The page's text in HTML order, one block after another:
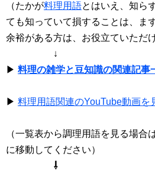
（たかが料理用語とはいえ、知ら
ても知っていて損することは、ま
余裕がある方は、お役立ていただ
↓
▶ 料理の雑学と豆知識の関連記事
▶ 料理用語関連のYouTube動画を
（一覧表から調理用語を見る場合
に移動してください）
⇩